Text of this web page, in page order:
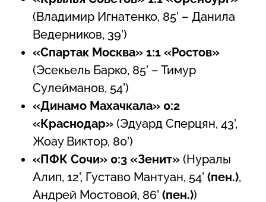
(Владимир Игнатенко, 85’ – Данила
Ведерников, 39’)
«Спартак Москва» 1:1 «Ростов»
(Эсекьель Барко, 85’ – Тимур
Сулейманов, 54’)
«Динамо Махачкала» 0:2
«Краснодар» (Эдуард Сперцян, 43’,
Жоау Виктор, 80’)
«ПФК Сочи» 0:3 «Зенит» (Нуралы
Алип, 12’, Густаво Мантуан, 54’ (пен.),
Андрей Мостовой, 86’ (пен.))